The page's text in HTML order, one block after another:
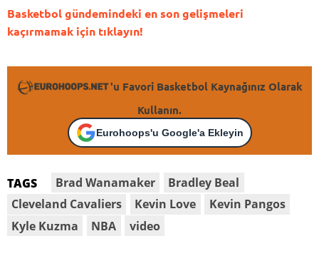
Basketbol gündemindeki en son gelişmeleri
kaçırmamak için tıklayın!
'u Favori Basketbol Kaynağınız Olarak
Kullanın.
Eurohoops'u Google'a Ekleyin
TAGS Brad Wanamaker
Bradley Beal
Cleveland Cavaliers
Kevin Love
Kevin Pangos
Kyle Kuzma
NBA video